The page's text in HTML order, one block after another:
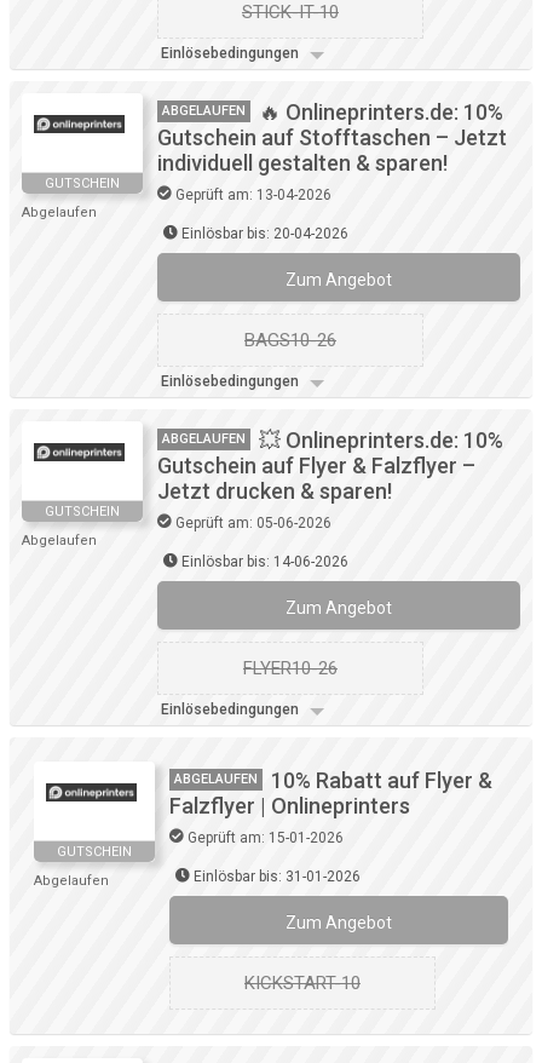
STICK-IT-10
Einlösebedingungen
GUTSCHEIN
Abgelaufen
ABGELAUFEN
🔥 Onlineprinters.de: 10%
Gutschein auf Stofftaschen – Jetzt
individuell gestalten & sparen!
Geprüft am: 13-04-2026
Einlösbar bis: 20-04-2026
Zum Angebot
BAGS10-26
Einlösebedingungen
GUTSCHEIN
Abgelaufen
ABGELAUFEN
💥 Onlineprinters.de: 10%
Gutschein auf Flyer & Falzflyer –
Jetzt drucken & sparen!
Geprüft am: 05-06-2026
Einlösbar bis: 14-06-2026
Zum Angebot
FLYER10-26
Einlösebedingungen
GUTSCHEIN
Abgelaufen
ABGELAUFEN
10% Rabatt auf Flyer &
Falzflyer | Onlineprinters
Geprüft am: 15-01-2026
Einlösbar bis: 31-01-2026
Zum Angebot
KICKSTART-10